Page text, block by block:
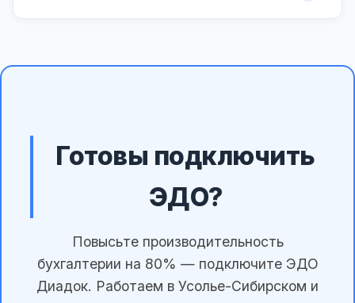
Готовы подключить
ЭДО?
Повысьте производительность
бухгалтерии на 80% — подключите ЭДО
Диадок. Работаем в Усолье-Сибирском и